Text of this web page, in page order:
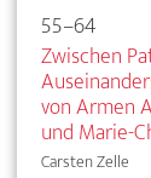
55–64
Zwischen
von Armen
und Marie-
Carsten Zelle